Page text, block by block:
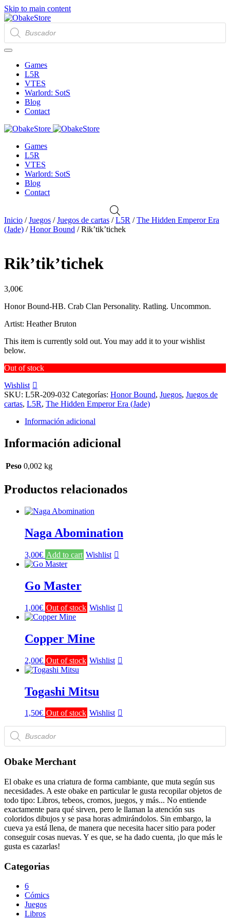
Skip to main content
Búsqueda
de
productos
Games
L5R
VTES
Warlord: SotS
Blog
Contact
Games
L5R
VTES
Warlord: SotS
Blog
Contact
Inicio /Juegos /Juegos de cartas /L5R /The Hidden Emperor Era
(Jade) /Honor Bound / Rik’tik’tichek
Rik’tik’tichek
3,00€
Honor Bound-HB. Crab Clan Personality. Ratling. Uncommon.
Artist: Heather Bruton
This item is currently sold out. You may add it to your wishlist
below.
Out of stock
Wishlist
SKU: L5R-209-032 Categorías: Honor Bound, Juegos, Juegos de
cartas, L5R, The Hidden Emperor Era (Jade)
Información adicional
Información adicional
Peso 0,002 kg
Productos relacionados
Naga Abomination
3,00€ Add to cart Wishlist
Go Master
1,00€ Out of stock Wishlist
Copper Mine
2,00€ Out of stock Wishlist
Togashi Mitsu
1,50€ Out of stock Wishlist
Búsqueda
de
productos
Obake Merchant
El obake es una criatura de forma cambiante, que muta según sus
necesidades. A este obake en particular le gusta recopilar objetos de
todo tipo: Libros, tebeos, cromos, juegos, y más... No entiende
exactamente para qué sirven, pero le llaman la atención sus
coloridos dibujos y se pasa horas admirándolos. Sin embargo, la
cueva ya está llena, de manera que necesita hacer sitio para poder
conseguir cosas nuevas. Y es que, se ha dado cuenta, ¡lo que más le
gusta es cazarlas!
Categorias
6
Cómics
Juegos
Libros